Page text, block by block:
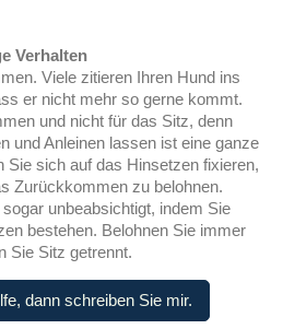
Verhalten
Viele zitieren Ihren Hund ins
er nicht mehr so gerne kommt.
und nicht für das Sitz, denn
und Anleinen lassen ist eine ganze
Sie sich auf das Hinsetzen fixieren,
Zurückkommen zu belohnen.
unbeabsichtigt, indem Sie
bestehen. Belohnen Sie immer
Sie Sitz getrennt.
dann schreiben Sie mir.